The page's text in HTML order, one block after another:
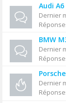
Audi A6
Dernier
BMW
Dernier
Dernier